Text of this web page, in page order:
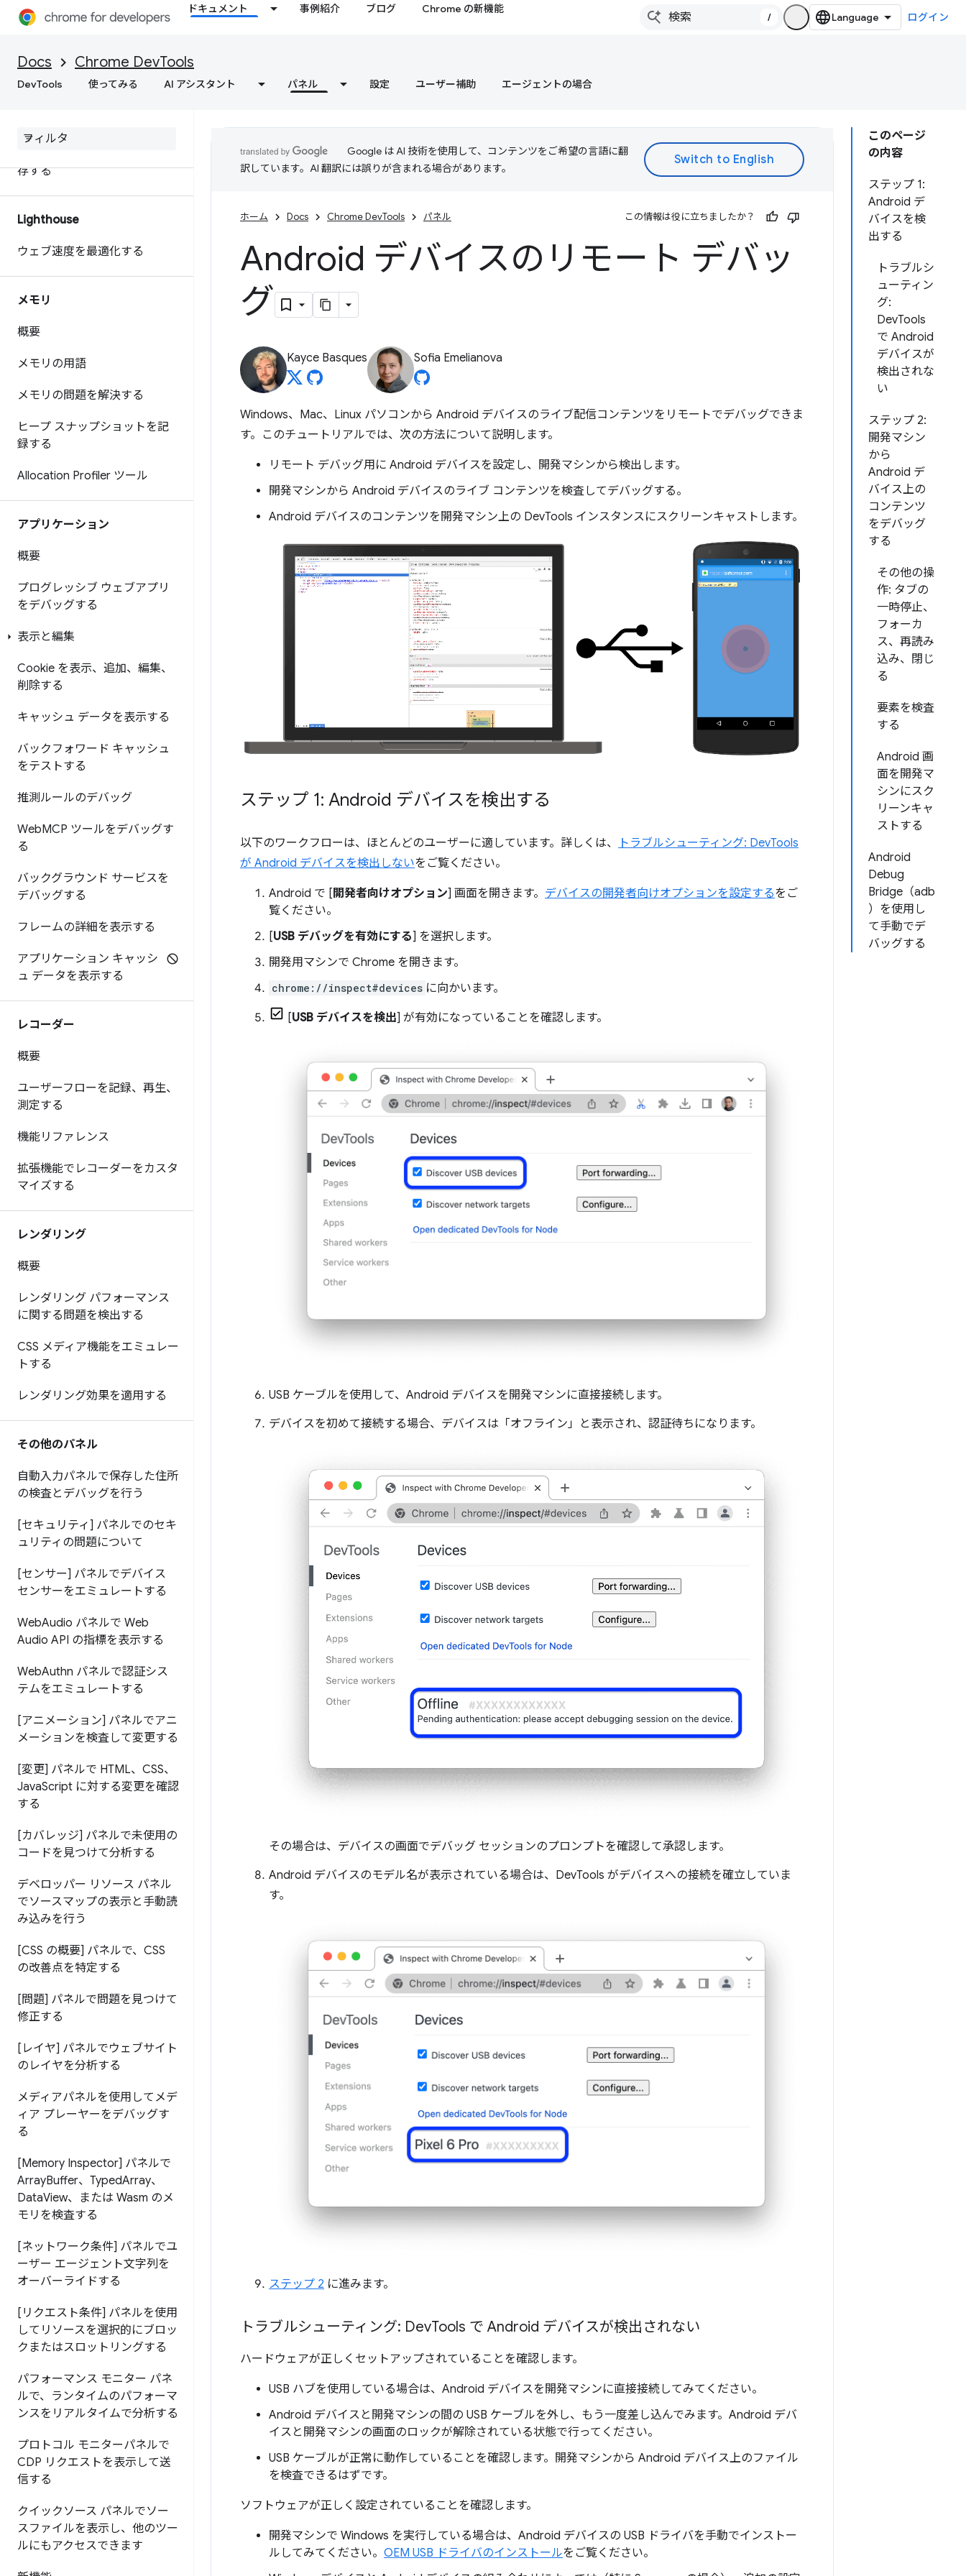
ドキュメント 事例紹介 ブログ Chrome の新機能
/ ログイン
Docs Chrome DevTools
DevTools 使ってみる AI アシスタント パネル 設定 ユーザー補助 エージェントの場合
extensibility API を使用してパ
マイズする
ウェブサイトのパフォーマンス
存する
Lighthouse
ウェブ速度を最適化する
メモリ
概要
メモリの用語
メモリの問題を解決する
ヒープ スナップショットを記
録する
Allocation Profiler ツール
アプリケーション
概要
プログレッシブ ウェブアプリ
をデバッグする
表示と編集
Cookie を表示、追加、編集、
削除する
キャッシュ データを表示する
バックフォワード キャッシュ
をテストする
推測ルールのデバッグ
WebMCP ツールをデバッグす
る
バックグラウンド サービスを
デバッグする
フレームの詳細を表示する
アプリケーション キャッシ
ュ データを表示する
レコーダー
概要
ユーザーフローを記録、再生、
測定する
機能リファレンス
拡張機能でレコーダーをカスタ
マイズする
レンダリング
概要
レンダリング パフォーマンス
に関する問題を検出する
CSS メディア機能をエミュレー
トする
レンダリング効果を適用する
その他のパネル
自動入力パネルで保存した住所
の検査とデバッグを行う
[セキュリティ] パネルでのセキ
ュリティの問題について
[センサー] パネルでデバイス
センサーをエミュレートする
WebAudio パネルで Web
Audio API の指標を表示する
WebAuthn パネルで認証シス
テムをエミュレートする
[アニメーション] パネルでアニ
メーションを検査して変更する
[変更] パネルで HTML、CSS、
JavaScript に対する変更を確認
する
[カバレッジ] パネルで未使用の
コードを見つけて分析する
デベロッパー リソース パネル
でソースマップの表示と手動読
み込みを行う
[CSS の概要] パネルで、CSS
の改善点を特定する
[問題] パネルで問題を見つけて
修正する
[レイヤ] パネルでウェブサイト
のレイヤを分析する
メディアパネルを使用してメデ
ィア プレーヤーをデバッグす
る
[Memory Inspector] パネルで
ArrayBuffer、TypedArray、
DataView、または Wasm のメ
モリを検査する
[ネットワーク条件] パネルでユ
ーザー エージェント文字列を
オーバーライドする
[リクエスト条件] パネルを使用
してリソースを選択的にブロッ
クまたはスロットリングする
パフォーマンス モニター パネ
ルで、ランタイムのパフォーマ
ンスをリアルタイムで分析する
プロトコル モニターパネルで
CDP リクエストを表示して送
信する
クイックソース パネルでソー
スファイルを表示し、他のツー
ルにもアクセスできます
このページ
の内容
ステップ 1:
Android デ
バイスを検
出する
トラブルシ
ューティン
グ:
DevTools
で Android
デバイスが
検出されな
い
ステップ 2:
開発マシン
から
Android デ
バイス上の
コンテンツ
をデバッグ
する
その他の操
作: タブの
一時停止、
フォーカ
ス、再読み
込み、閉じ
る
要素を検査
する
Android 画
面を開発マ
シンにスク
リーンキャ
ストする
Android
Debug
Bridge（adb
）を使用し
て手動でデ
バッグする
Google は AI 技術を使用して、コンテンツをご希望の言語に翻
訳しています。AI 翻訳には誤りが含まれる場合があります。
ホーム Docs Chrome DevTools パネル この情報は役に立ちましたか？
Android デバイスのリモート デバッ
グ
Kayce Basques Sofia Emelianova
Windows、Mac、Linux パソコンから Android デバイスのライブ配信コンテンツをリモートでデバッグできま
す。このチュートリアルでは、次の方法について説明します。
リモート デバッグ用に Android デバイスを設定し、開発マシンから検出します。
開発マシンから Android デバイスのライブ コンテンツを検査してデバッグする。
Android デバイスのコンテンツを開発マシン上の DevTools インスタンスにスクリーンキャストします。
ステップ 1: Android デバイスを検出する
以下のワークフローは、ほとんどのユーザーに適しています。詳しくは、
トラブルシューティング: DevTools
が Android デバイスを検出しないをご覧ください。
Android で [ 開発者向けオプション] 画面を開きます。 デバイスの開発者向けオプションを設定するをご
覧ください。
[USB デバッグを有効にする] を選択します。
開発用マシンで Chrome を開きます。
chrome://inspect#devices に向かいます。
[USB デバイスを検出] が有効になっていることを確認します。
USB ケーブルを使用して、Android デバイスを開発マシンに直接接続します。
デバイスを初めて接続する場合、デバイスは「オフライン」と表示され、認証待ちになります。
その場合は、デバイスの画面でデバッグ セッションのプロンプトを確認して承認します。
Android デバイスのモデル名が表示されている場合は、DevTools がデバイスへの接続を確立していま
す。
ステップ 2 に進みます。
トラブルシューティング: DevTools で Android デバイスが検出されない
ハードウェアが正しくセットアップされていることを確認します。
USB ハブを使用している場合は、Android デバイスを開発マシンに直接接続してみてください。
Android デバイスと開発マシンの間の USB ケーブルを外し、もう一度差し込んでみます。Android デバ
イスと開発マシンの画面のロックが解除されている状態で行ってください。
USB ケーブルが正常に動作していることを確認します。開発マシンから Android デバイス上のファイル
を検査できるはずです。
ソフトウェアが正しく設定されていることを確認します。
開発マシンで Windows を実行している場合は、Android デバイスの USB ドライバを手動でインストー
ルしてみてください。 OEM USB ドライバのインストールをご覧ください。